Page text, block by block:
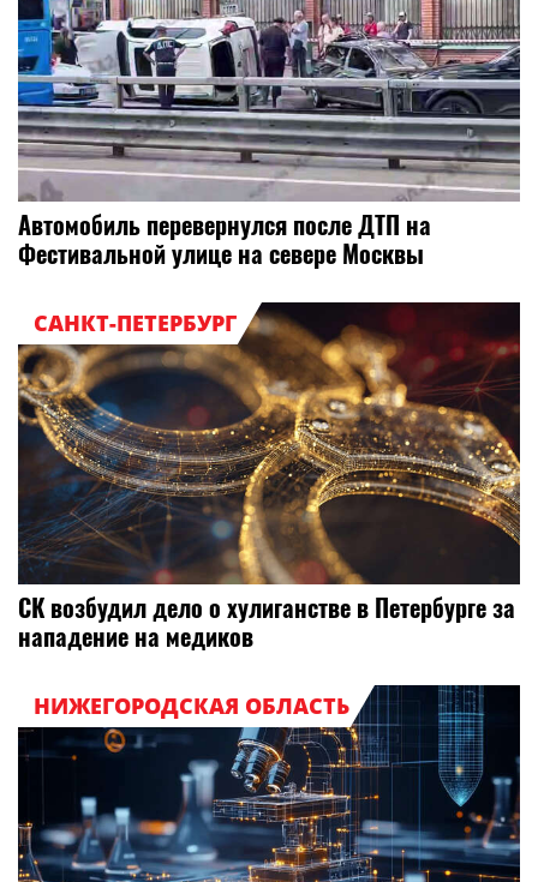
Автомобиль перевернулся после ДТП на
Фестивальной улице на севере Москвы
САНКТ-ПЕТЕРБУРГ
СК возбудил дело о хулиганстве в Петербурге за
нападение на медиков
НИЖЕГОРОДСКАЯ ОБЛАСТЬ